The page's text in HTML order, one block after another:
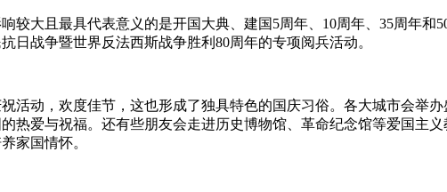
较大且最具代表意义的是开国大典、建国5周年、10周年、35周年和
日战争暨世界反法西斯战争胜利80周年的专项阅兵活动。‌‌
活动，欢度佳节，这也形成了独具特色的国庆习俗。各大城市会举办
热爱与祝福。还有些朋友会走进历史博物馆、革命纪念馆等爱国主
家国情怀。